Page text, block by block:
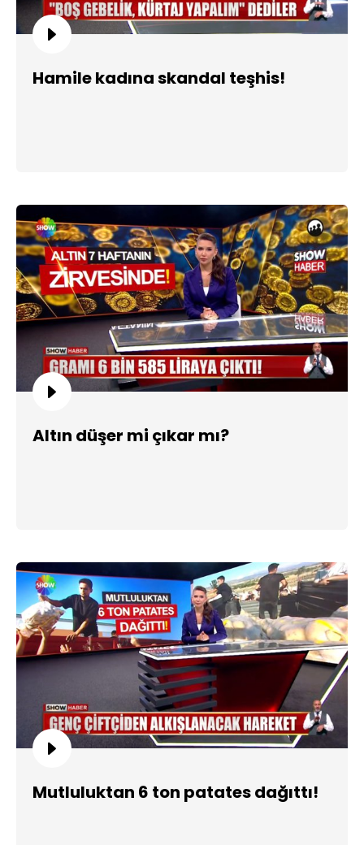
Hamile kadına skandal teşhis!
Altın düşer mi çıkar mı?
Mutluluktan 6 ton patates dağıttı!